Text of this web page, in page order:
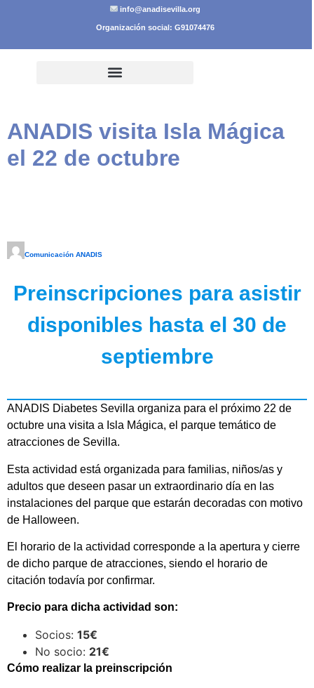
info@anadisevilla.org
Organización social: G91074476
ANADIS visita Isla Mágica
el 22 de octubre
Comunicación ANADIS
Preinscripciones para asistir
disponibles hasta el 30 de
septiembre
ANADIS Diabetes Sevilla organiza para el próximo 22 de
octubre una visita a Isla Mágica, el parque temático de
atracciones de Sevilla.
Esta actividad está organizada para familias, niños/as y
adultos que deseen pasar un extraordinario día en las
instalaciones del parque que estarán decoradas con motivo
de Halloween.
El horario de la actividad corresponde a la apertura y cierre
de dicho parque de atracciones, siendo el horario de
citación todavía por confirmar.
Precio para dicha actividad son:
Socios: 15€
No socio: 21€
Cómo realizar la preinscripción